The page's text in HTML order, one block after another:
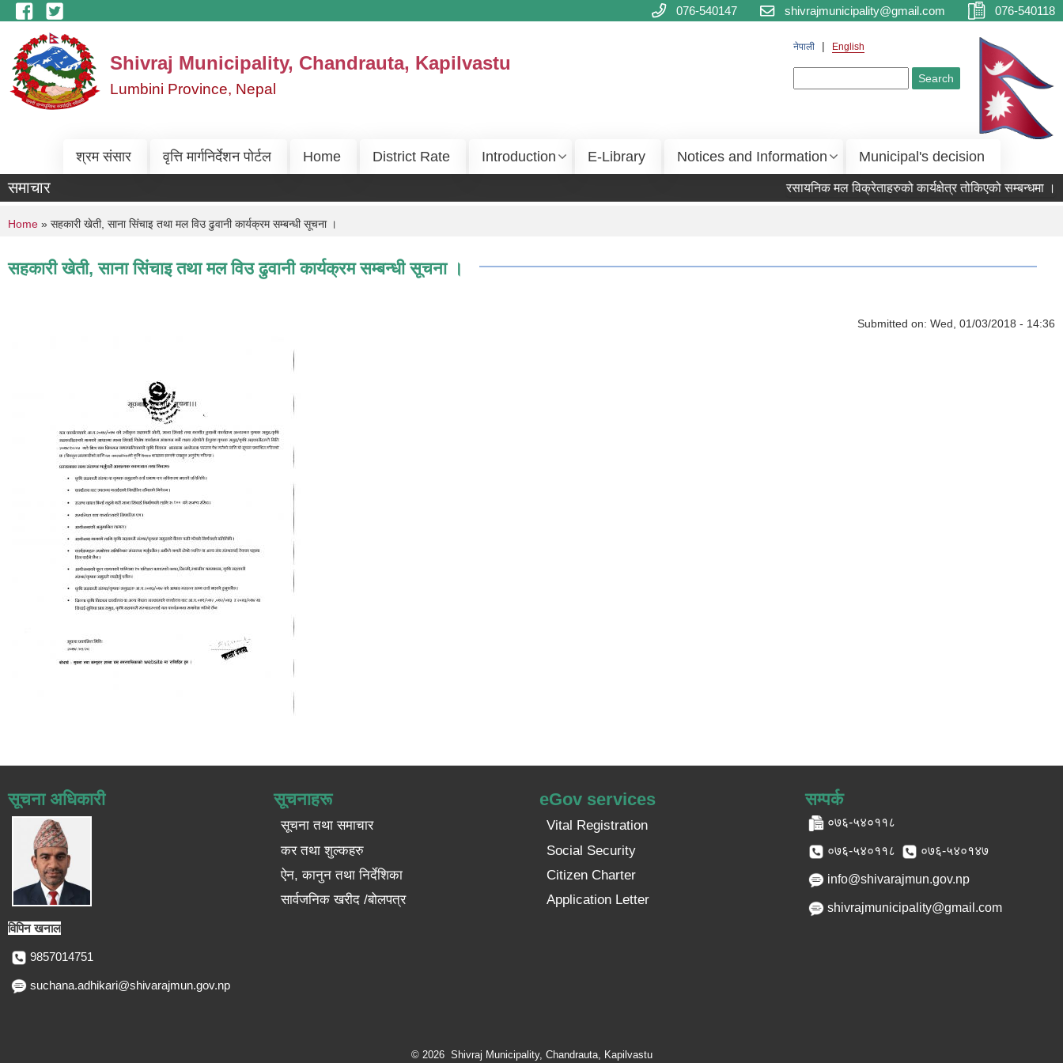
Skip to main content 076-540147 shivrajmunicipality@gmail.com 076-540118
Shivraj Municipality, Chandrauta, Kapilvastu
Lumbini Province, Nepal
नेपाली English
श्रम संसार वृत्ति मार्गनिर्देशन पोर्टल Home District Rate Introduction E-Library Notices and Information Municipal's decision
समाचार रसायनिक मल विक्रेताहरुको कार्यक्षेत्र तोकिएको सम्बन्धमा ।
You are here
Home » सहकारी खेती, साना सिंचाइ तथा मल विउ ढुवानी कार्यक्रम सम्बन्धी सूचना ।
सहकारी खेती, साना सिंचाइ तथा मल विउ ढुवानी कार्यक्रम सम्बन्धी सूचना ।
Submitted on: Wed, 01/03/2018 - 14:36
सूचना अधिकारी
विपिन खनाल
9857014751
suchana.adhikari@shivarajmun.gov.np
सूचनाहरू
सूचना तथा समाचार
कर तथा शुल्कहरु
ऐन, कानुन तथा निर्देशिका
सार्वजनिक खरीद /बोलपत्र
eGov services
Vital Registration
Social Security
Citizen Charter
Application Letter
सम्पर्क
०७६-५४०११८
०७६-५४०११८ ०७६-५४०१४७
info@shivarajmun.gov.np
shivrajmunicipality@gmail.com
© 2026 Shivraj Municipality, Chandrauta, Kapilvastu